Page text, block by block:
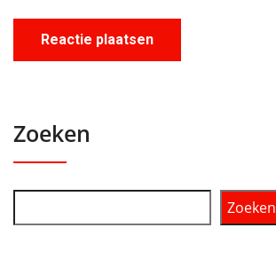
Zoeken
Zoeken